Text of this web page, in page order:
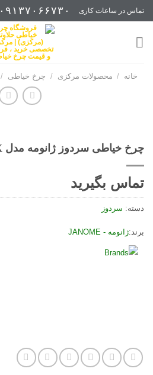
Skip
content
تماس در ساعات کاری ۰۹۱۳۷۰۶۶۷۳۰
خانه / محصولات مرکزی / چرخ خیاطی /
چرخ خیاطی سردوز ژانومه مدل 9300DX
تماس بگیرید
دسته: سردوز
برند:ژانومه - JANOME